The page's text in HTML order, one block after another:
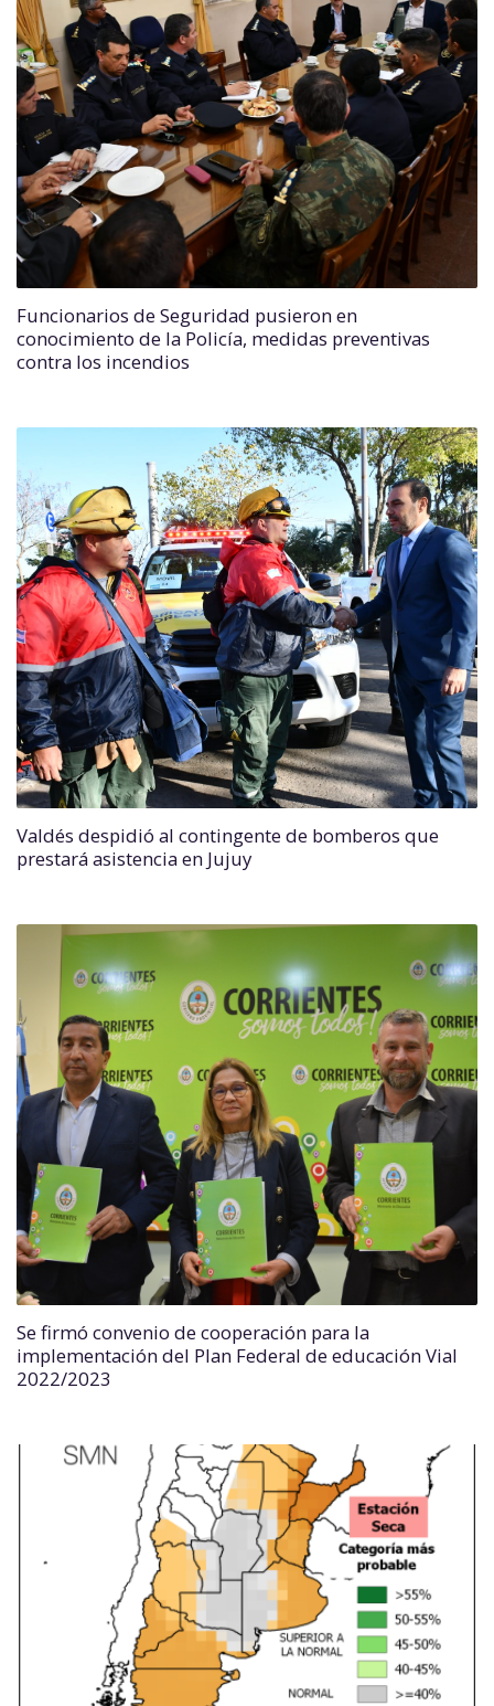
Funcionarios de Seguridad pusieron en
conocimiento de la Policía, medidas preventivas
contra los incendios
Valdés despidió al contingente de bomberos que
prestará asistencia en Jujuy
Se firmó convenio de cooperación para la
implementación del Plan Federal de educación Vial
2022/2023